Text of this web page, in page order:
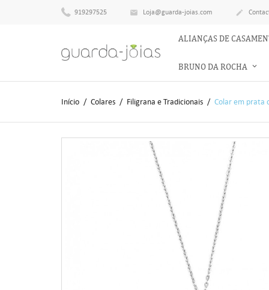
919297525  Loja@guarda-joias.com 
ALIANÇAS DE
BRUNO DA ROCHA
Início Colares Filigrana e Tradicionais Colar em prata